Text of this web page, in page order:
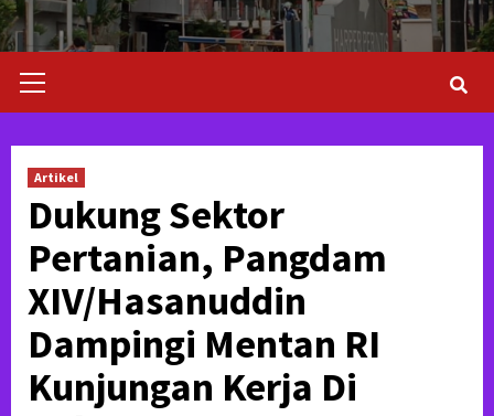
Menu
Artikel
Dukung Sektor
Pertanian, Pangdam
XIV/Hasanuddin
Dampingi Mentan RI
Kunjungan Kerja Di